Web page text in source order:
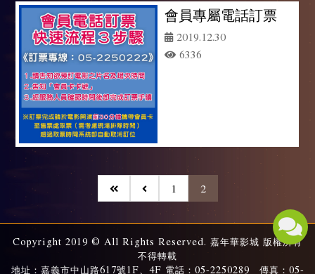
會員專屬電話訂票
2019.12.30
6336
1 2
Copyright 2019 © All Rights Reserved. 嘉年華影城 版權所有
不得轉載
地址：嘉義市中山路617號1F、4F 電話：05-2250289 傳真：05-